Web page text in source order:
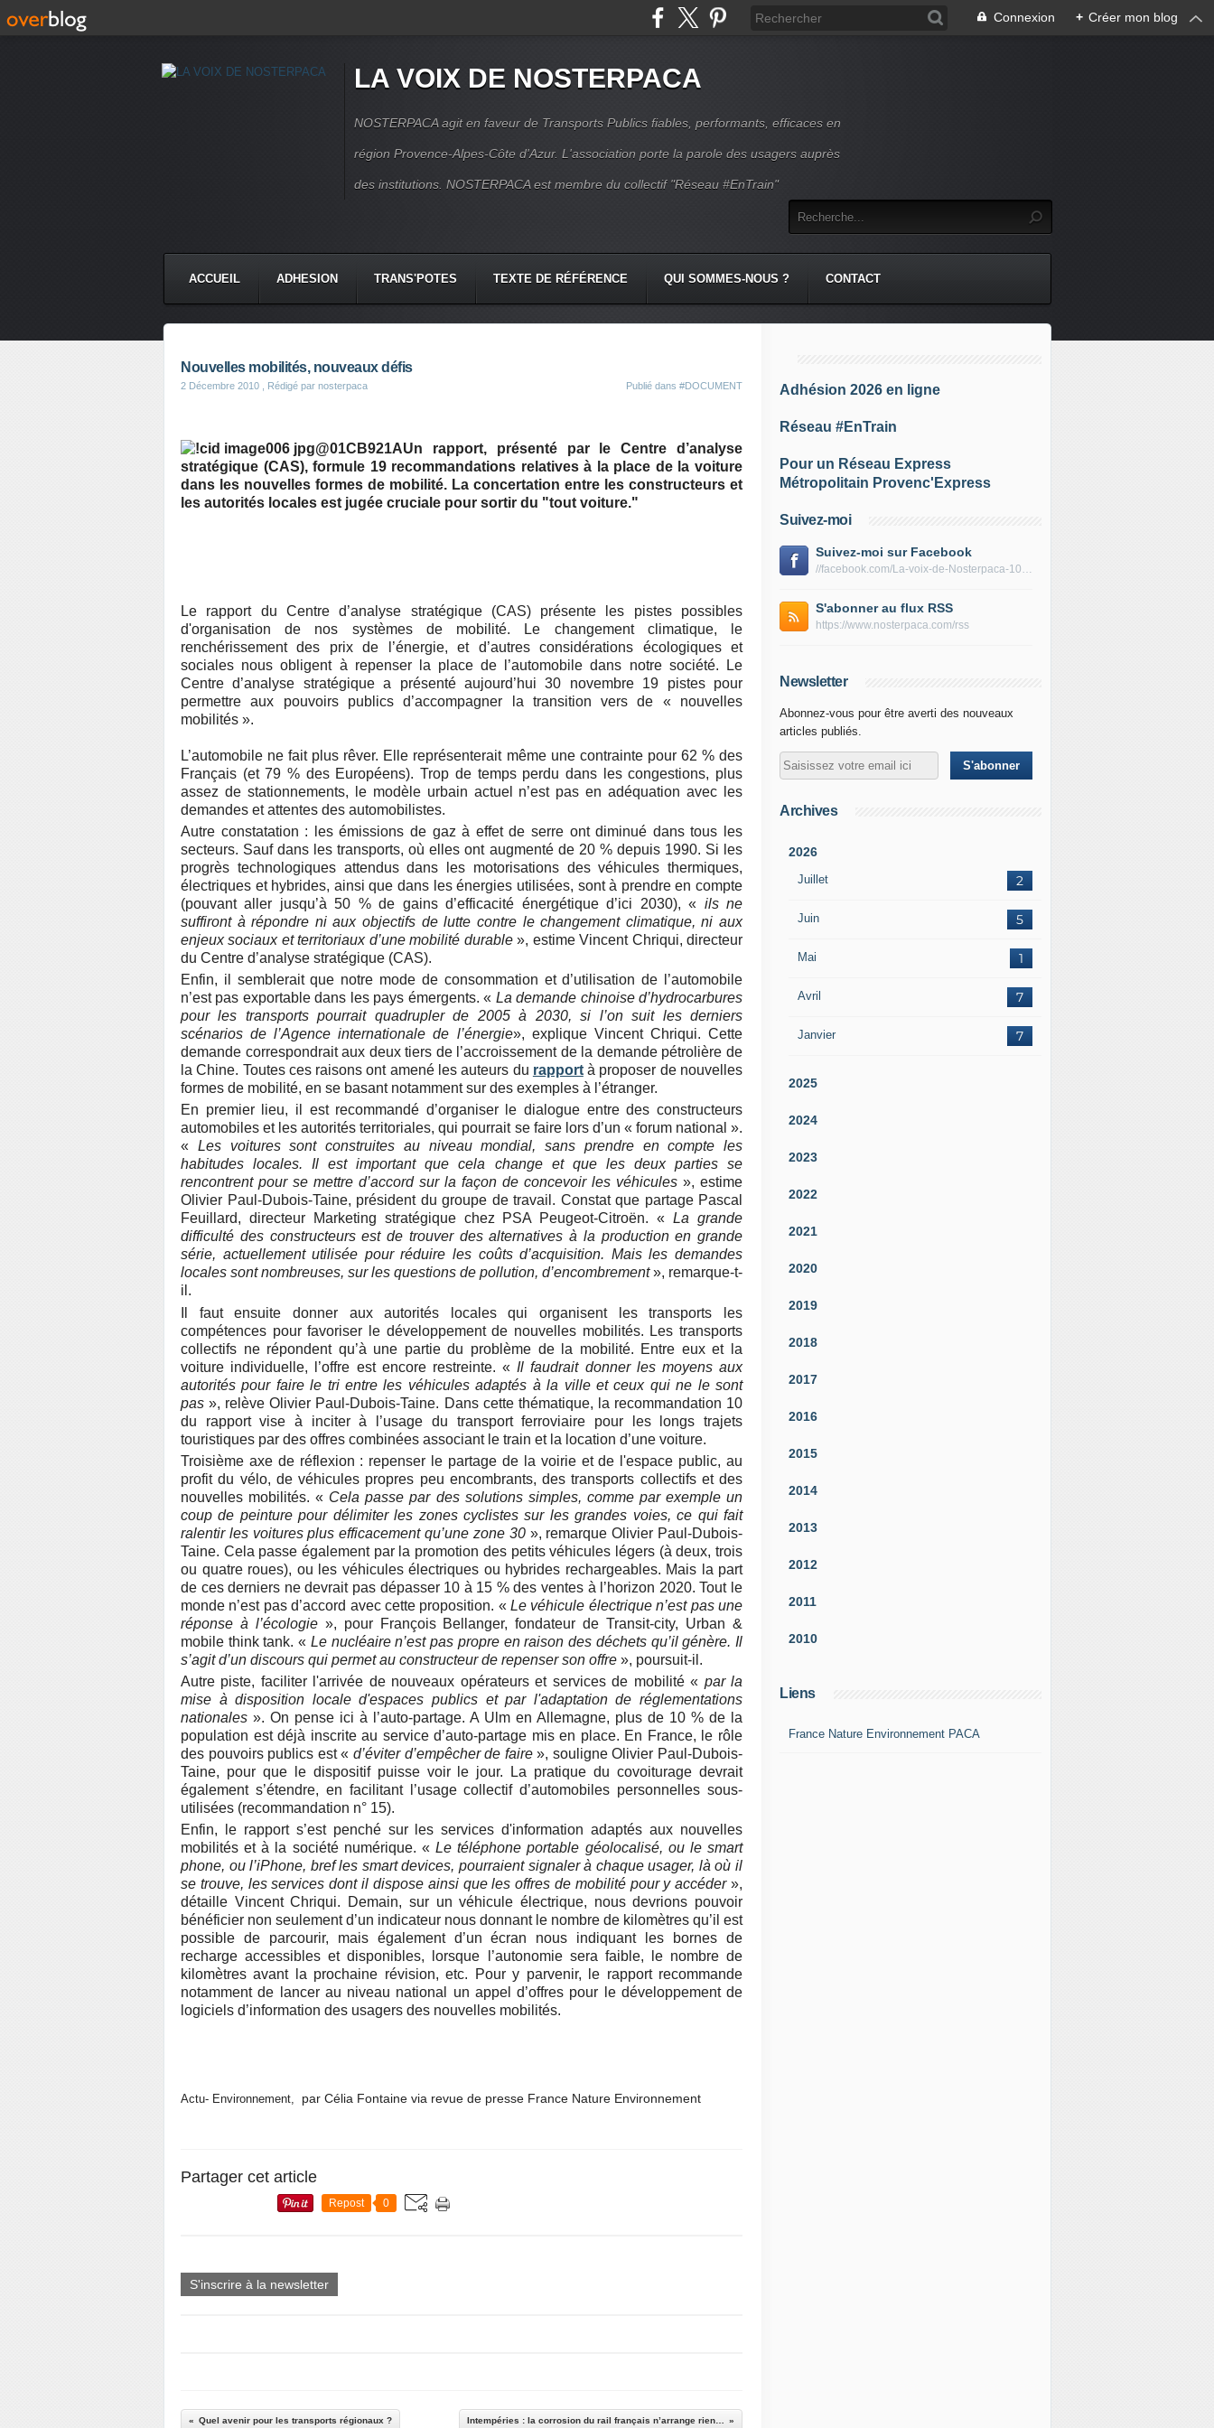
Connexion + Créer mon blog
LA VOIX DE NOSTERPACA
NOSTERPACA agit en faveur de Transports Publics fiables, performants, efficaces en
région Provence-Alpes-Côte d'Azur. L'association porte la parole des usagers auprès
des institutions. NOSTERPACA est membre du collectif "Réseau #EnTrain"
ACCUEIL ADHESION TRANS'POTES TEXTE DE RÉFÉRENCE QUI SOMMES-NOUS ? CONTACT
Nouvelles mobilités, nouveaux défis
2 Décembre 2010 , Rédigé par nosterpaca Publié dans #DOCUMENT
Un rapport, présenté par le Centre d’analyse
stratégique (CAS), formule 19 recommandations relatives à la place de la voiture
dans les nouvelles formes de mobilité. La concertation entre les constructeurs et
les autorités locales est jugée cruciale pour sortir du "tout voiture."
Le rapport du Centre d’analyse stratégique (CAS) présente les pistes possibles
d'organisation de nos systèmes de mobilité.
Le changement climatique, le
renchérissement des prix de l’énergie, et d’autres considérations écologiques et
sociales nous obligent à repenser la place de l’automobile dans notre société. Le
Centre d’analyse stratégique a présenté aujourd’hui 30 novembre 19 pistes pour
permettre aux pouvoirs publics d’accompagner la transition vers de « nouvelles
mobilités ».
L’automobile ne fait plus rêver. Elle représenterait même une contrainte pour 62 % des
Français (et 79 % des Européens). Trop de temps perdu dans les congestions, plus
assez de stationnements, le modèle urbain actuel n’est pas en adéquation avec les
demandes et attentes des automobilistes.
Autre constatation : les émissions de gaz à effet de serre ont diminué dans tous les
secteurs. Sauf dans les transports, où elles ont augmenté de 20 % depuis 1990. Si les
progrès technologiques attendus dans les motorisations des véhicules thermiques,
électriques et hybrides, ainsi que dans les énergies utilisées, sont à prendre en compte
(pouvant aller jusqu’à 50 % de gains d’efficacité énergétique d’ici 2030), « ils ne
suffiront à répondre ni aux objectifs de lutte contre le changement climatique, ni aux
enjeux sociaux et territoriaux d’une mobilité durable», estime Vincent Chriqui, directeur
du Centre d’analyse stratégique (CAS).
Enfin, il semblerait que notre mode de consommation et d’utilisation de l’automobile
n’est pas exportable dans les pays émergents. « La demande chinoise d’hydrocarbures
pour les transports pourrait quadrupler de 2005 à 2030, si l’on suit les derniers
scénarios de l’Agence internationale de l’énergie», explique Vincent Chriqui. Cette
demande correspondrait aux deux tiers de l’accroissement de la demande pétrolière de
la Chine. Toutes ces raisons ont amené les auteurs du rapportà proposer de nouvelles
formes de mobilité, en se basant notamment sur des exemples à l’étranger.
En premier lieu, il est recommandé d’organiser le dialogue entre des constructeurs
automobiles et les autorités territoriales, qui pourrait se faire lors d’un « forum national ».
« Les voitures sont construites au niveau mondial, sans prendre en compte les
habitudes locales. Il est important que cela change et que les deux parties se
rencontrent pour se mettre d’accord sur la façon de concevoir les véhicules », estime
Olivier Paul-Dubois-Taine, président du groupe de travail. Constat que partage Pascal
Feuillard, directeur Marketing stratégique chez PSA Peugeot-Citroën. «La grande
difficulté des constructeurs est de trouver des alternatives à la production en grande
série, actuellement utilisée pour réduire les coûts d’acquisition. Mais les demandes
locales sont nombreuses, sur les questions de pollution, d’encombrement», remarque-t-
il.
Il faut ensuite donner aux autorités locales qui organisent les transports les
compétences pour favoriser le développement de nouvelles mobilités. Les transports
collectifs ne répondent qu’à une partie du problème de la mobilité. Entre eux et la
voiture individuelle, l’offre est encore restreinte. « Il faudrait donner les moyens aux
autorités pour faire le tri entre les véhicules adaptés à la ville et ceux qui ne le sont
pas », relève Olivier Paul-Dubois-Taine. Dans cette thématique, la recommandation 10
du rapport vise à inciter à l’usage du transport ferroviaire pour les longs trajets
touristiques par des offres combinées associant le train et la location d’une voiture.
Troisième axe de réflexion : repenser le partage de la voirie et de l'espace public, au
profit du vélo, de véhicules propres peu encombrants, des transports collectifs et des
nouvelles mobilités. « Cela passe par des solutions simples, comme par exemple un
coup de peinture pour délimiter les zones cyclistes sur les grandes voies, ce qui fait
ralentir les voitures plus efficacement qu’une zone 30 », remarque Olivier Paul-Dubois-
Taine. Cela passe également par la promotion des petits véhicules légers (à deux, trois
ou quatre roues), ou les véhicules électriques ou hybrides rechargeables. Mais la part
de ces derniers ne devrait pas dépasser 10 à 15 % des ventes à l’horizon 2020. Tout le
monde n’est pas d’accord avec cette proposition. «Le véhicule électrique n’est pas une
réponse à l’écologie », pour François Bellanger, fondateur de Transit-city, Urban &
mobile think tank. « Le nucléaire n’est pas propre en raison des déchets qu’il génère. Il
s’agit d’un discours qui permet au constructeur de repenser son offre », poursuit-il.
Autre piste, faciliter l'arrivée de nouveaux opérateurs et services de mobilité « par la
mise à disposition locale d'espaces publics et par l'adaptation de réglementations
nationales ». On pense ici à l’auto-partage. A Ulm en Allemagne, plus de 10 % de la
population est déjà inscrite au service d’auto-partage mis en place. En France, le rôle
des pouvoirs publics est « d’éviter d’empêcher de faire», souligne Olivier Paul-Dubois-
Taine, pour que le dispositif puisse voir le jour. La pratique du covoiturage devrait
également s’étendre, en facilitant l’usage collectif d’automobiles personnelles sous-
utilisées (recommandation n° 15).
Enfin, le rapport s’est penché sur les services d'information adaptés aux nouvelles
mobilités et à la société numérique. «Le téléphone portable géolocalisé, ou le smart
phone, ou l’iPhone, bref les smart devices, pourraient signaler à chaque usager, là où il
se trouve, les services dont il dispose ainsi que les offres de mobilité pour y accéder »,
détaille Vincent Chriqui. Demain, sur un véhicule électrique, nous devrions pouvoir
bénéficier non seulement d’un indicateur nous donnant le nombre de kilomètres qu’il est
possible de parcourir, mais également d’un écran nous indiquant les bornes de
recharge accessibles et disponibles, lorsque l’autonomie sera faible, le nombre de
kilomètres avant la prochaine révision, etc. Pour y parvenir, le rapport recommande
notamment de lancer au niveau national un appel d’offres pour le développement de
logiciels d’information des usagers des nouvelles mobilités.
Actu- Environnement, par Célia Fontaine via revue de presse France Nature Environnement
Partager cet article
Repost 0
S'inscrire à la newsletter
Quel avenir pour les transports régionaux ? Intempéries : la corrosion du rail français n’arrange rien…
Adhésion 2026 en ligne
Réseau #EnTrain
Pour un Réseau Express
Métropolitain Provenc'Express
Suivez-moi
Suivez-moi sur Facebook
//facebook.com/La-voix-de-Nosterpaca-106434384284735
S'abonner au flux RSS
https://www.nosterpaca.com/rss
Newsletter
Abonnez-vous pour être averti des nouveaux
articles publiés.
Archives
2026
Juillet 2
Juin 5
Mai 1
Avril 7
Janvier 7
2025
2024
2023
2022
2021
2020
2019
2018
2017
2016
2015
2014
2013
2012
2011
2010
Liens
France Nature Environnement PACA